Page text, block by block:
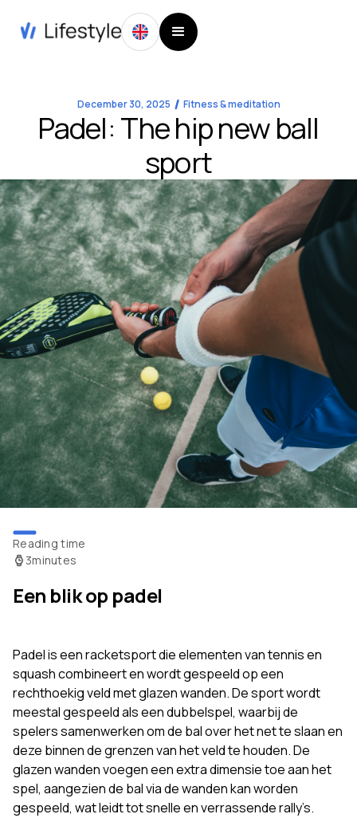
December 30, 2025 Fitness & meditation
Padel: The hip new ball
sport
Reading time
3minutes
Een blik op padel
Padel is een racketsport die elementen van tennis en
squash combineert en wordt gespeeld op een
rechthoekig veld met glazen wanden. De sport wordt
meestal gespeeld als een dubbelspel, waarbij de
spelers samenwerken om de bal over het net te slaan en
deze binnen de grenzen van het veld te houden. De
glazen wanden voegen een extra dimensie toe aan het
spel, aangezien de bal via de wanden kan worden
gespeeld, wat leidt tot snelle en verrassende rally’s.